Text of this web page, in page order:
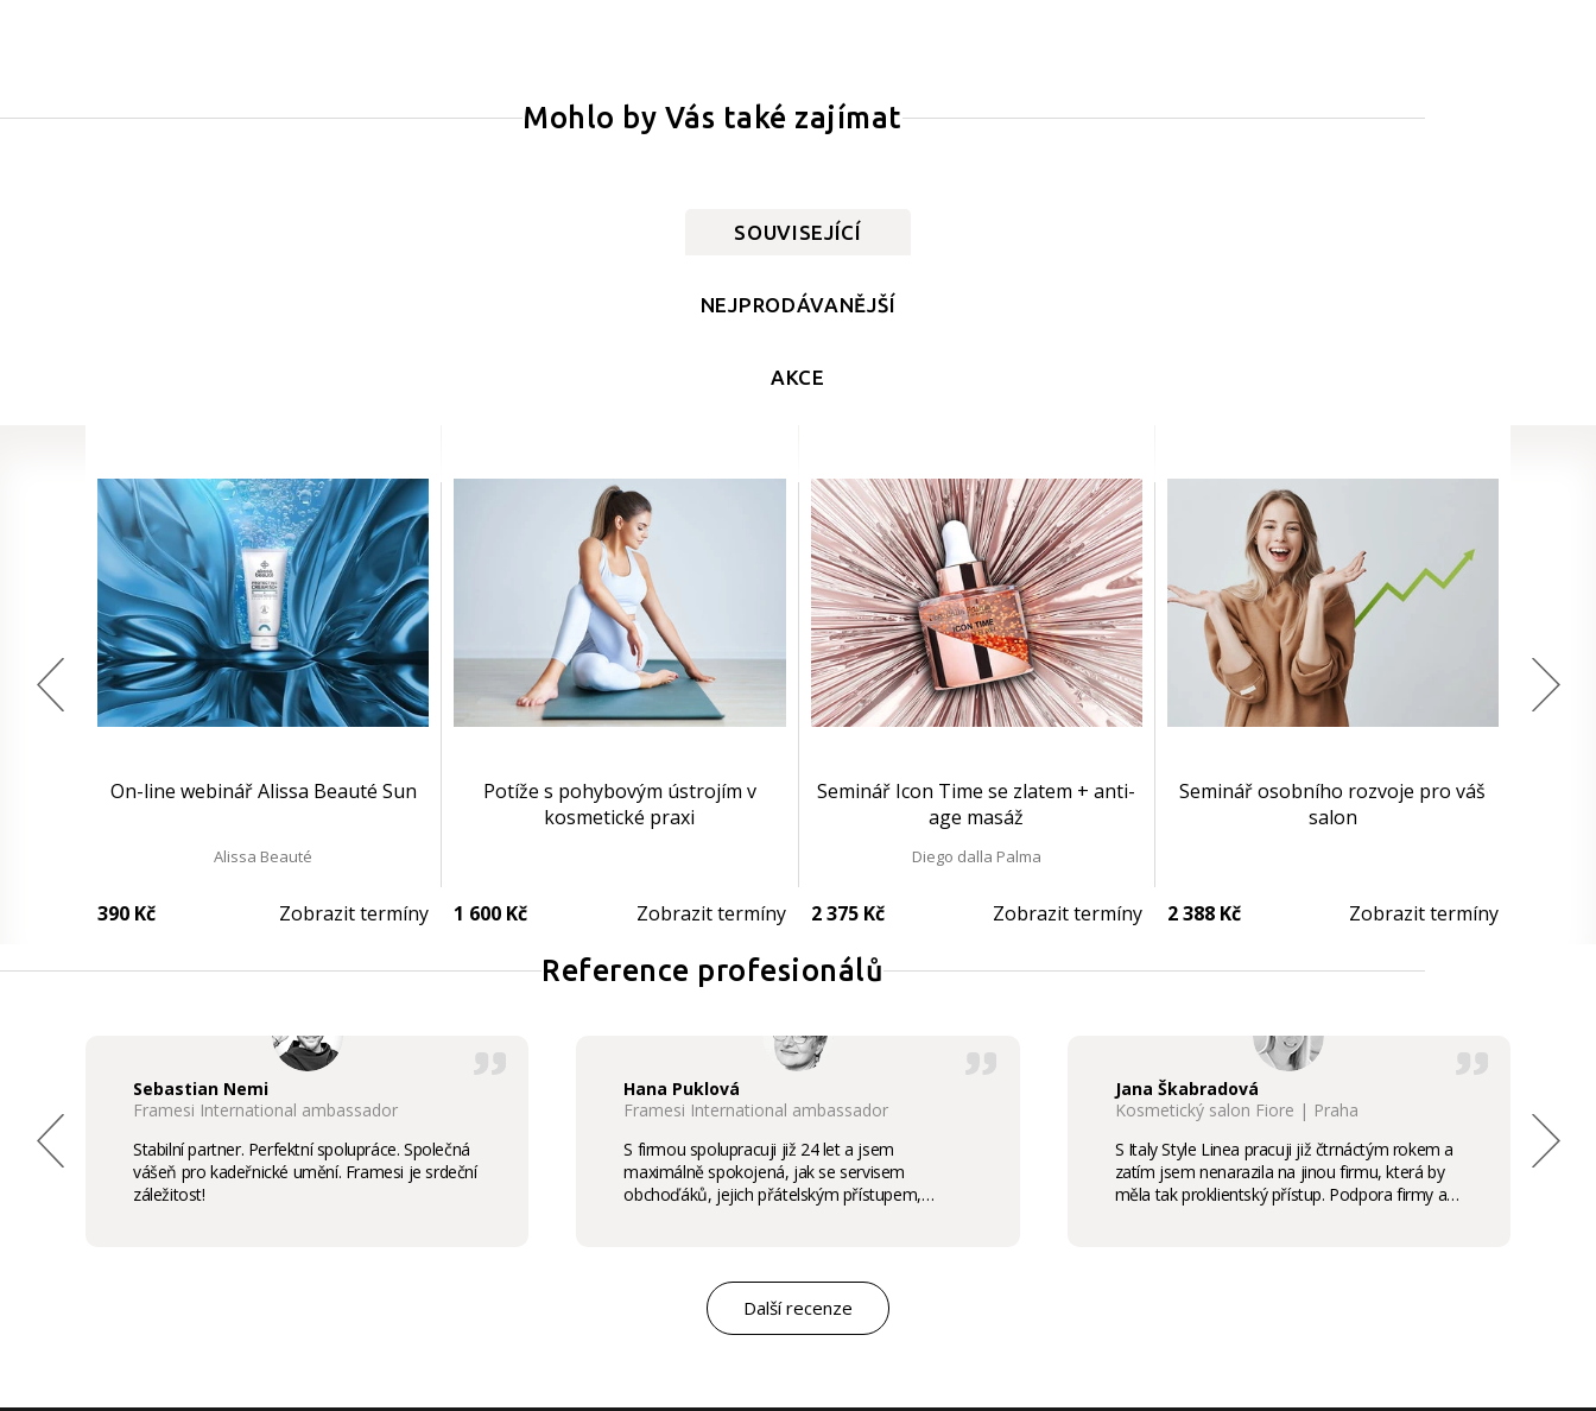
Mohlo by Vás také zajímat
SOUVISEJÍCÍ
NEJPRODÁVANĚJŠÍ
AKCE
On-line webinář Alissa Beauté Sun
Alissa Beauté
390 Kč Zobrazit termíny
Potíže s pohybovým ústrojím v
kosmetické praxi
1 600 Kč Zobrazit termíny
Seminář Icon Time se zlatem + anti-
age masáž
Diego dalla Palma
2 375 Kč Zobrazit termíny
Seminář osobního rozvoje pro váš
salon
2 388 Kč Zobrazit termíny
Reference profesionálů
Sebastian Nemi
Framesi International ambassador
Stabilní partner. Perfektní spolupráce. Společná
vášeň pro kadeřnické umění. Framesi je srdeční
záležitost!
Hana Puklová
Framesi International ambassador
S firmou spolupracuji již 24 let a jsem
maximálně spokojená, jak se servisem
obchoďáků, jejich přátelským přístupem,
marketingovým servisem. Pro mě je to po těch
letech „druhá rodina“. Myslím, že ty roky
spolupráce mluví za vše.
Jana Škabradová
Kosmetický salon Fiore | Praha
S Italy Style Linea pracuji již čtrnáctým rokem a
zatím jsem nenarazila na jinou firmu, která by
měla tak proklientský přístup. Podpora firmy a
Další recenze